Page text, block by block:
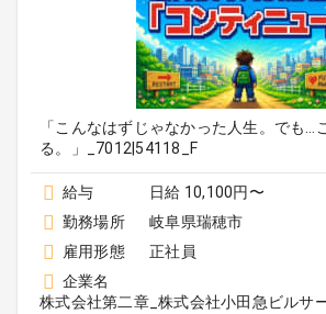
「こんなはずじゃなかった人生。でも…
る。」_7012|54118_F
給与
日給 10,100円〜
勤務場所
岐阜県瑞穂市
雇用形態
正社員
企業名
株式会社第二章_株式会社小田急ビルサ